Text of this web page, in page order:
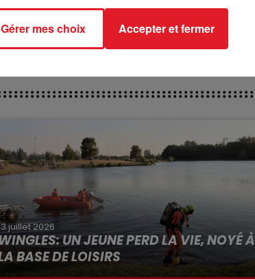
DE FLEURY -
juillet 2026
UN JEUNE PERD LA VIE, NOYÉ À
BASE DE LOISIRS
victime a coulé à pic
Gérer mes choix Accepter et fermer